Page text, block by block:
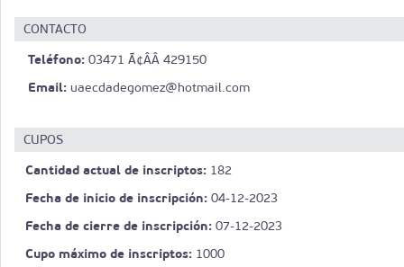
CONTACTO
Teléfono: 03471 Ã¢ÂÂ 429150
Email: uaecdadegomez@hotmail.com
CUPOS
Cantidad actual de inscriptos: 182
Fecha de inicio de inscripción: 04-12-2023
Fecha de cierre de inscripción: 07-12-2023
Cupo máximo de inscriptos: 1000